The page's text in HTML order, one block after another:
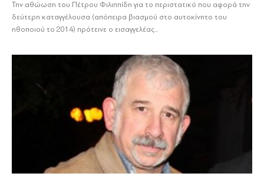
Την αθώωση του Πέτρου Φιλιππίδη για το περιστατικό που αφορά την
δεύτερη καταγγέλουσα (απόπειρα βιασμού στο αυτοκίνητο του
ηθοποιού το 2014) πρότεινε ο εισαγγελέας...